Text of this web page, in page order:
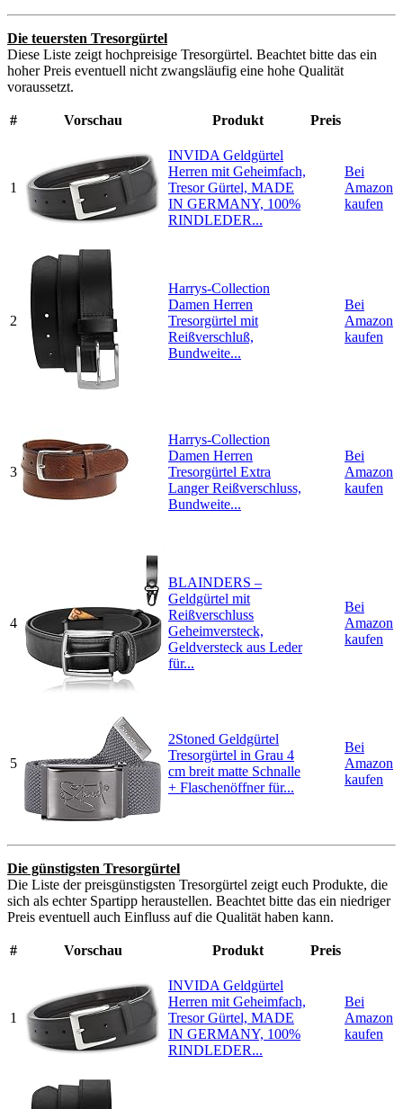
Die teuersten Tresorgürtel
Diese Liste zeigt hochpreisige Tresorgürtel. Beachtet bitte das ein
hoher Preis eventuell nicht zwangsläufig eine hohe Qualität
voraussetzt.
# Vorschau Produkt Preis
1
INVIDA Geldgürtel
Herren mit Geheimfach,
Tresor Gürtel, MADE
IN GERMANY, 100%
RINDLEDER...
Bei
Amazon
kaufen
2
Harrys-Collection
Damen Herren
Tresorgürtel mit
Reißverschluß,
Bundweite...
Bei
Amazon
kaufen
3
Harrys-Collection
Damen Herren
Tresorgürtel Extra
Langer Reißverschluss,
Bundweite...
Bei
Amazon
kaufen
4
BLAINDERS –
Geldgürtel mit
Reißverschluss
Geheimversteck,
Geldversteck aus Leder
für...
Bei
Amazon
kaufen
5
2Stoned Geldgürtel
Tresorgürtel in Grau 4
cm breit matte Schnalle
+ Flaschenöffner für...
Bei
Amazon
kaufen
Die günstigsten Tresorgürtel
Die Liste der preisgünstigsten Tresorgürtel zeigt euch Produkte, die
sich als echter Spartipp heraustellen. Beachtet bitte das ein niedriger
Preis eventuell auch Einfluss auf die Qualität haben kann.
# Vorschau Produkt Preis
1
INVIDA Geldgürtel
Herren mit Geheimfach,
Tresor Gürtel, MADE
IN GERMANY, 100%
RINDLEDER...
Bei
Amazon
kaufen